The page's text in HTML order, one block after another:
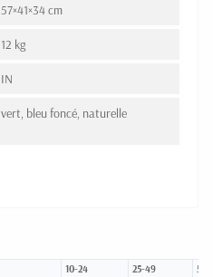
57×41×34 cm
12 kg
IN
vert, bleu foncé, naturelle
10-24 25-49 50-99